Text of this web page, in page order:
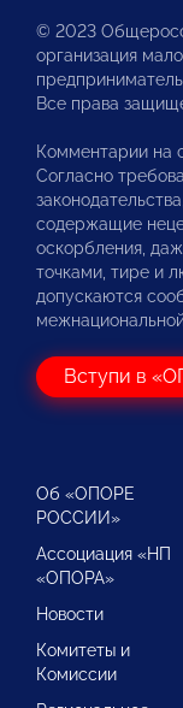
© 2023
организация
Все права
Комментарии на
Согласно
содержащие
оскорбления,
точками, тире и
допускаются
Вступи в
Об «ОПОРЕ
РОССИИ»
Ассоциация «НП
«ОПОРА»
Новости
Комитеты и
Комиссии